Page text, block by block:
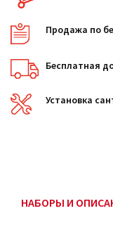
Продажа по
Бесплатная
Установка
НАБОРЫ И